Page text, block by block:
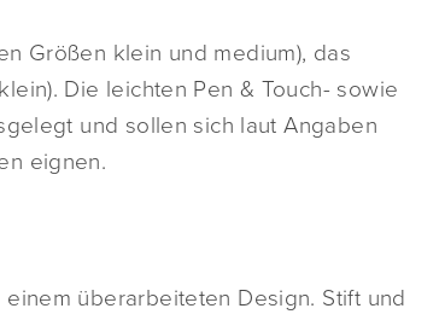
Größen klein und medium), das
Die leichten Pen & Touch- sowie
und sollen sich laut Angaben
eignen.
überarbeiteten Design. Stift und